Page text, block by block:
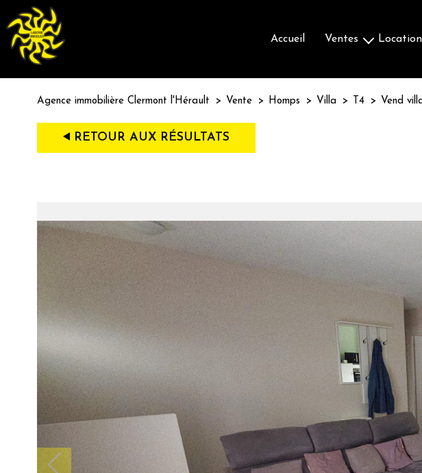
accueil ventes
Agence immobilière Clermont l'Hérault Vente Homps Villa T4 Vend
RETOUR AUX RÉSULTATS